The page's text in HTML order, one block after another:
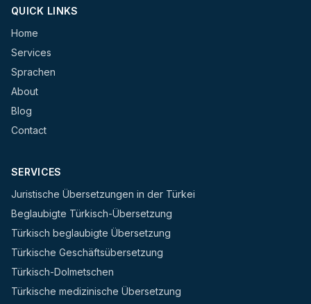
QUICK LINKS
Home
Services
Sprachen
About
Blog
Contact
SERVICES
Juristische Übersetzungen in der Türkei
Beglaubigte Türkisch-Übersetzung
Türkisch beglaubigte Übersetzung
Türkische Geschäftsübersetzung
Türkisch-Dolmetschen
Türkische medizinische Übersetzung